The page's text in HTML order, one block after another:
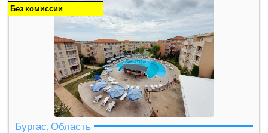
Бургас, Область
Без комиссии